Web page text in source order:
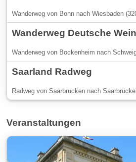
Wanderweg von Bonn nach Wiesbaden
Wanderweg Deutsche
Wanderweg von Bockenheim nach
Saarland Radweg
Radweg von Saarbrücken nach
Veranstaltungen